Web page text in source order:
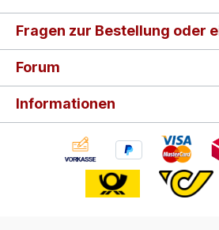
Fragen zur Bestellung oder
Forum
Informationen